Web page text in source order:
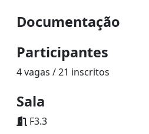
Documentação
Participantes
4 vagas / 21 inscritos
Sala
F3.3